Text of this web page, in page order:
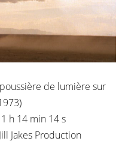
de lumière sur
1 h 14 min 14 s
Jakes Production